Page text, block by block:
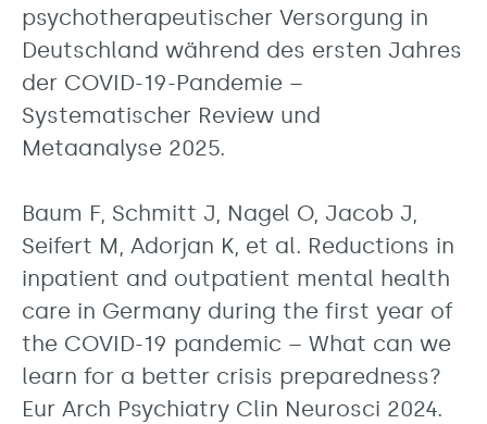
psychotherapeutischer Versorgung in
Deutschland während des ersten Jahres
der COVID-19-Pandemie –
Systematischer Review und
Metaanalyse 2025.
Baum F, Schmitt J, Nagel O, Jacob J,
Seifert M, Adorjan K, et al. Reductions in
inpatient and outpatient mental health
care in Germany during the first year of
the COVID-19 pandemic – What can we
learn for a better crisis preparedness?
Eur Arch Psychiatry Clin Neurosci 2024.